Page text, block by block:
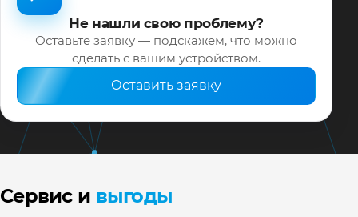
Не нашли свою проблему?
Оставьте заявку — подскажем, что можно
сделать с вашим устройством.
Оставить заявку
Сервис и выгоды